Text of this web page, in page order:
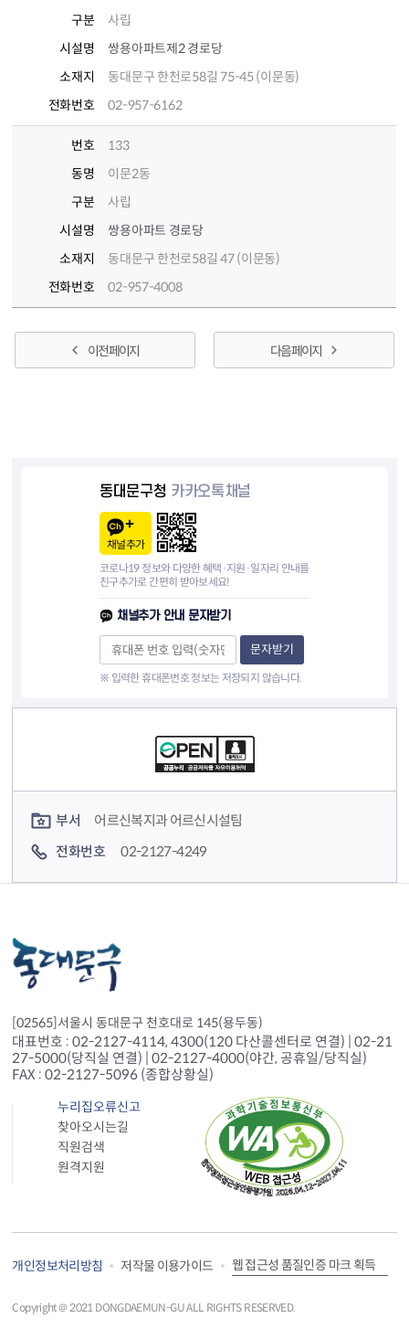
구분
사립
시설명
쌍용아파트제2 경로당
소재지
동대문구 한천로58길 75-45 (이문동)
전화번호
02-957-6162
번호
133
동명
이문2동
구분
사립
시설명
쌍용아파트 경로당
소재지
동대문구 한천로58길 47 (이문동)
전화번호
02-957-4008
이전 페이지 다음 페이지
동대문구청 카카오톡채널
채널추가
코로나19 정보와 다양한 혜택·지원·일자리 안내를
친구추가로 간편히 받아보세요!
채널추가 안내 문자받기
문자받기
※ 입력한 휴대폰번호 정보는 저장되지 않습니다.
부서
어르신복지과 어르신시설팀
전화번호
02-2127-4249
[02565]서울시 동대문구 천호대로 145(용두동)
대표번호 : 02-2127-4114, 4300(120 다산콜센터로 연결) | 02-21
27-5000(당직실 연결) | 02-2127-4000(야간, 공휴일/당직실)
FAX : 02-2127-5096 (종합상황실)
누리집오류신고
찾아오시는길
직원검색
원격지원
개인정보처리방침 저작물 이용가이드 웹 접근성 품질인증 마크 획득
Copyright＠ 2021 DONGDAEMUN-GU ALL RIGHTS RESERVED.